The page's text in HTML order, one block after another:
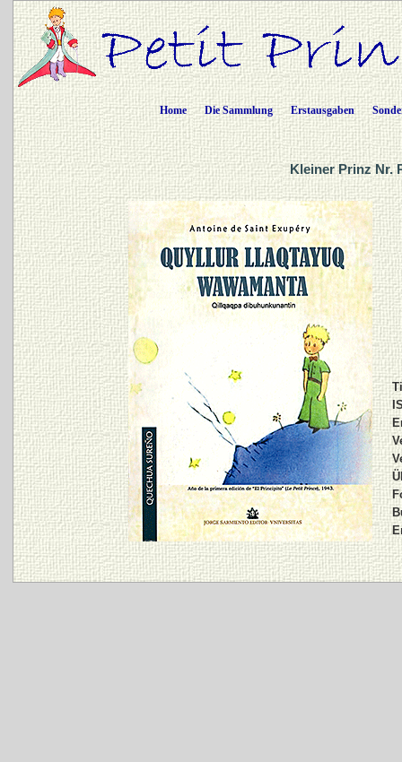
Home Die Sammlung Erstausgaben
Kleiner Prinz Nr.